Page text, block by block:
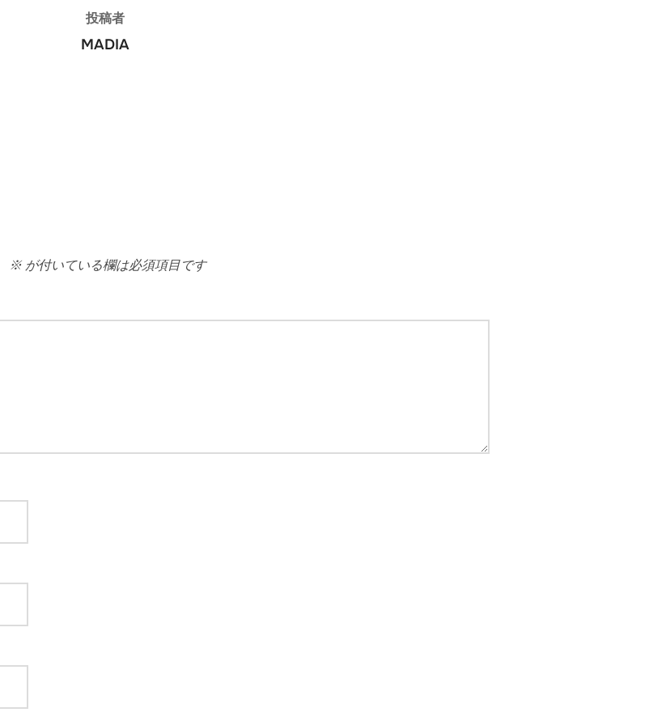
投稿者
MADIA
※ が付いている欄は必須項目です